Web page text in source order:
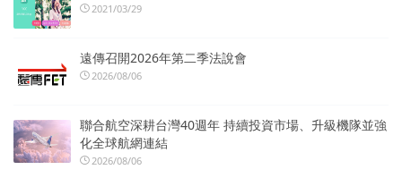
2021/03/29
遠傳召開2026年第二季法說會
2026/08/06
聯合航空深耕台灣40週年 持續投資市場、升級機隊並強
化全球航網連結
2026/08/06